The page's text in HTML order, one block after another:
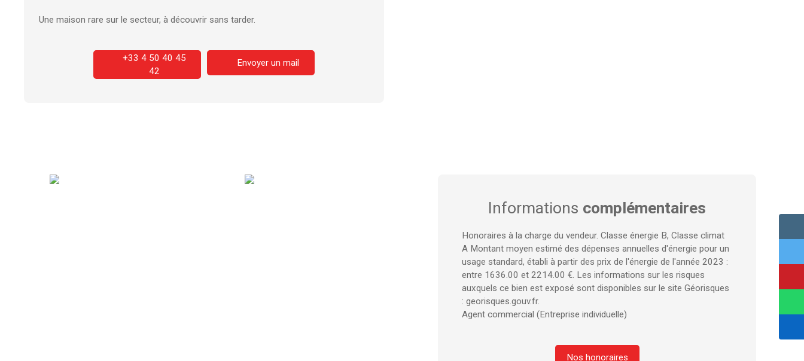
Une maison rare sur le secteur, à découvrir sans tarder.
+33 4 50 40 45
42
Envoyer un mail
Informations complémentaires
Honoraires à la charge du vendeur. Classe énergie B, Classe climat
A Montant moyen estimé des dépenses annuelles d'énergie pour un
usage standard, établi à partir des prix de l'énergie de l'année 2023 :
entre 1636.00 et 2214.00 €. Les informations sur les risques
auxquels ce bien est exposé sont disponibles sur le site Géorisques
: georisques.gouv.fr.
Agent commercial (Entreprise individuelle)
Nos honoraires